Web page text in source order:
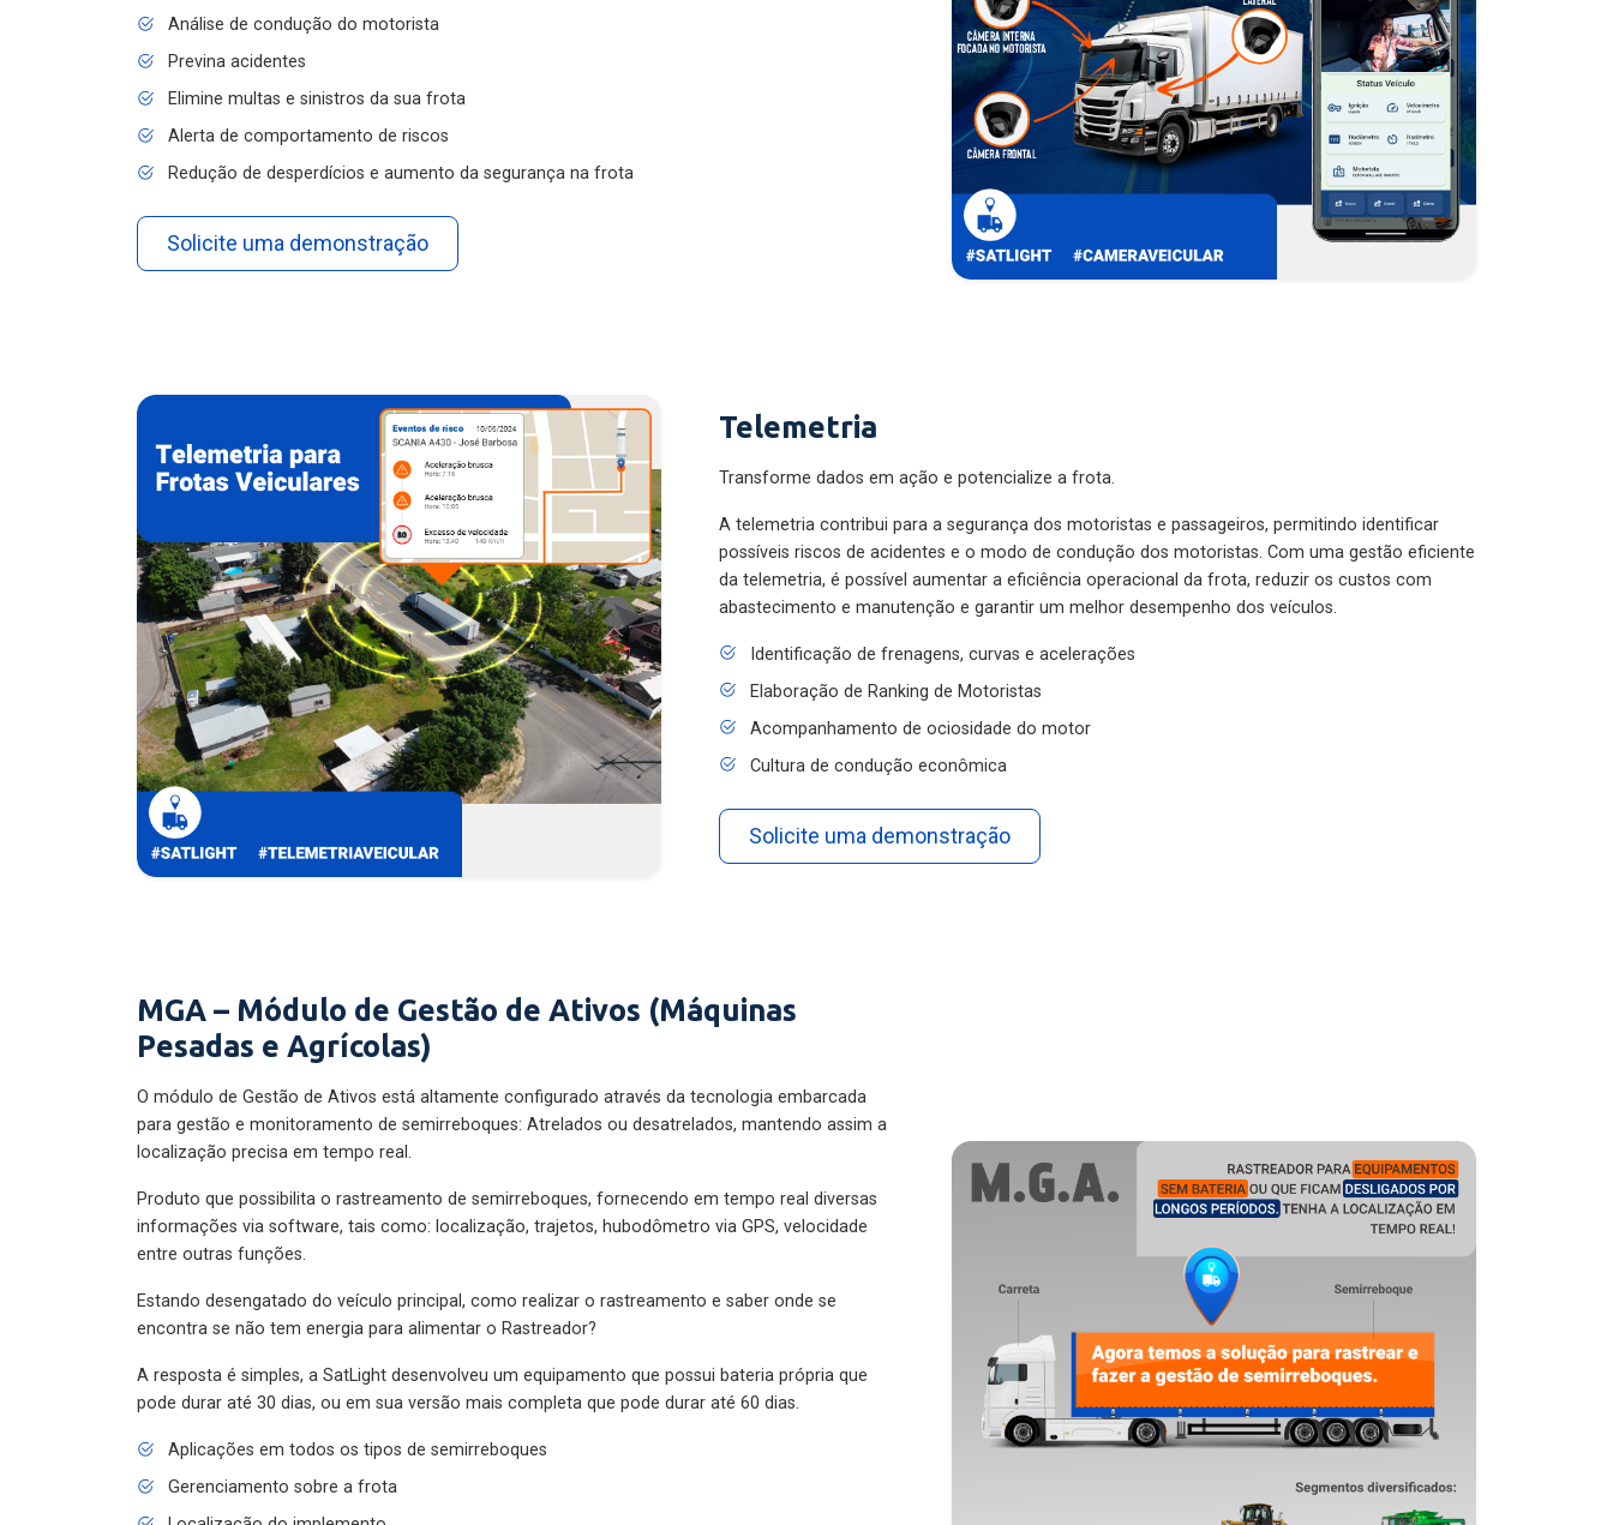
Análise de condução do motorista
Previna acidentes
Elimine multas e sinistros da sua frota
Alerta de comportamento de riscos
Redução de desperdícios e aumento da segurança na frota
Solicite uma demonstração
Telemetria
Transforme dados em ação e potencialize a frota.
A telemetria contribui para a segurança dos motoristas e passageiros, permitindo identificar
possíveis riscos de acidentes e o modo de condução dos motoristas. Com uma gestão eficiente
da telemetria, é possível aumentar a eficiência operacional da frota, reduzir os custos com
abastecimento e manutenção e garantir um melhor desempenho dos veículos.
Identificação de frenagens, curvas e acelerações
Elaboração de Ranking de Motoristas
Acompanhamento de ociosidade do motor
Cultura de condução econômica
Solicite uma demonstração
MGA – Módulo de Gestão de Ativos (Máquinas
Pesadas e Agrícolas)
O módulo de Gestão de Ativos está altamente configurado através da tecnologia embarcada
para gestão e monitoramento de semirreboques: Atrelados ou desatrelados, mantendo assim a
localização precisa em tempo real.
Produto que possibilita o rastreamento de semirreboques, fornecendo em tempo real diversas
informações via software, tais como: localização, trajetos, hubodômetro via GPS, velocidade
entre outras funções.
Estando desengatado do veículo principal, como realizar o rastreamento e saber onde se
encontra se não tem energia para alimentar o Rastreador?
A resposta é simples, a SatLight desenvolveu um equipamento que possui bateria própria que
pode durar até 30 dias, ou em sua versão mais completa que pode durar até 60 dias.
Aplicações em todos os tipos de semirreboques
Gerenciamento sobre a frota
Localização do implemento